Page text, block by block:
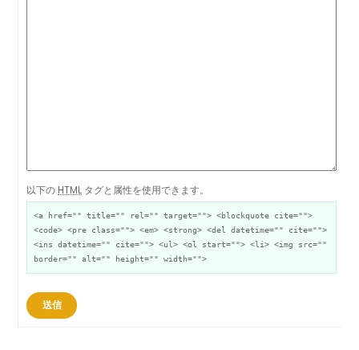
以下の HTML タグと属性を使用できます。
<a href="" title="" rel="" target=""> <blockquote cite="">
<code> <pre class=""> <em> <strong> <del datetime="" cite="">
<ins datetime="" cite=""> <ul> <ol start=""> <li> <img src=""
border="" alt="" height="" width="">
送信